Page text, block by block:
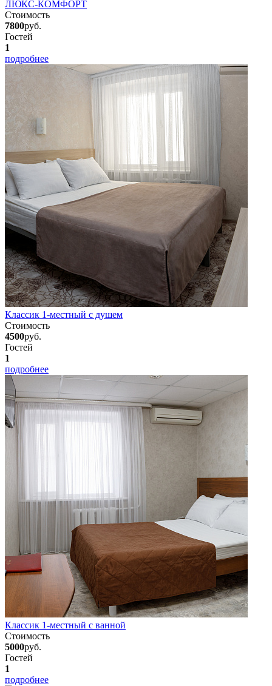
ЛЮКС-КОМФОРТ
Стоимость
7800руб.
Гостей
1
подробнее
Классик 1-местный с душем
Стоимость
4500руб.
Гостей
1
подробнее
Классик 1-местный с ванной
Стоимость
5000руб.
Гостей
1
подробнее